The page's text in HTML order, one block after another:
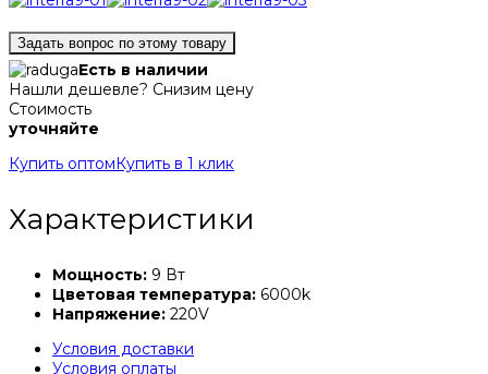
Задать вопрос по этому товару
Есть в наличии
Нашли дешевле? Снизим цену
Стоимость
уточняйте
Купить оптомКупить в 1 клик
Характеристики
Мощность: 9 Вт
Цветовая температура: 6000k
Напряжение: 220V
Условия доставки
Условия оплаты